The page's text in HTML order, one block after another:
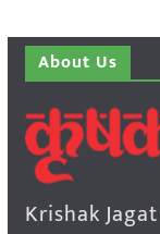
About Us
Krishak